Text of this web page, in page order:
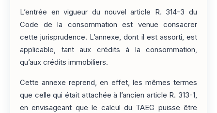
L’entrée en vigueur du nouvel article R. 314-3 du
Code de la consommation est venue consacrer
cette jurisprudence. L’annexe, dont il est assorti, est
applicable, tant aux crédits à la consommation,
qu’aux crédits immobiliers.
Cette annexe reprend, en effet, les mêmes termes
que celle qui était attachée à l’ancien article R. 313-1,
en envisageant que le calcul du TAEG puisse être